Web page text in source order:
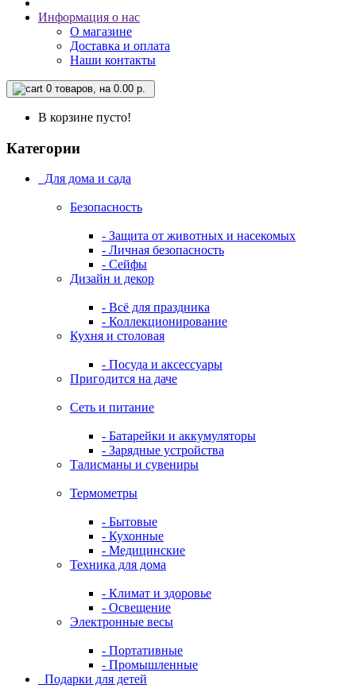
Информация о нас
О магазине
Доставка и оплата
Наши контакты
0 товаров, на 0.00 р.
В корзине пусто!
Категории
Для дома и сада
Безопасность
- Защита от животных и насекомых
- Личная безопасность
- Сейфы
Дизайн и декор
- Всё для праздника
- Коллекционирование
Кухня и столовая
- Посуда и аксессуары
Пригодится на даче
Сеть и питание
- Батарейки и аккумуляторы
- Зарядные устройства
Талисманы и сувениры
Термометры
- Бытовые
- Кухонные
- Медицинские
Техника для дома
- Климат и здоровье
- Освещение
Электронные весы
- Портативные
- Промышленные
Подарки для детей